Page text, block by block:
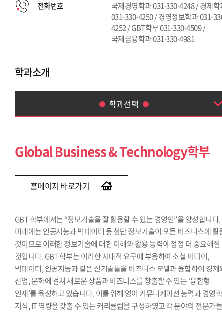
전화번호
국제경영학과 031-330-4248 / 경제학
031-330-4250 / 경영정보학과 031-
4252 / GBT학부 031-330-4509 /
국제금융학과 031-330-4981
학과소개
학과선택
Global Business & Technology학부
국제경영학과(~2013)
경영정보학과(~2015)
Global Business & Technology학부
홈페이지 바로가기
GBT 학부에서는 “정보기술을 잘 활용할 수 있는 경영인”을 양성합니다.
미래에는 인공지능과 빅데이터 등 첨단 정보기술이 모든 비즈니스에 활
것이므로 이러한 정보기술에 대한 이해와 활용 능력이 점점 더 중요해질
것입니다. GBT 학부는 이러한 시대적 요구에 부응하여 소셜 미디어,
빅데이터, 인공지능과 같은 신기술들을 비즈니스 모델과 융합하여 경제
산업, 문화에 걸쳐 새로운 상품과 비즈니스를 창출할 수 있는 ‘융합형
인재’를 육성하고 있습니다. 이를 위해 영어 커뮤니케이션 능력과 경영학
지식, IT 역량을 갖출 수 있는 커리큘럼을 구성하였고 각 분야의 전문가